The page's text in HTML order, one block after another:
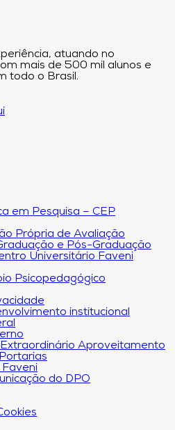
atuando no
mais de 500 mil alunos e
todo o Brasil.
em Pesquisa – CEP
Própria de Avaliação
e Pós-Graduação
Universitário Faveni
Psicopedagógico
institucional
Aproveitamento
Faveni
do DPO